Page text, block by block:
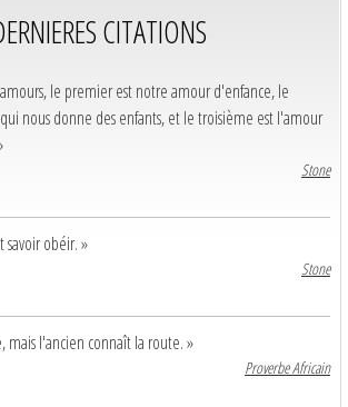
CITATIONS
le premier est notre amour d'enfance, le
nous donne des enfants, et le troisième est l'amour
Stone
savoir obéir. »
Stone
mais l'ancien connaît la route. »
Proverbe Africain